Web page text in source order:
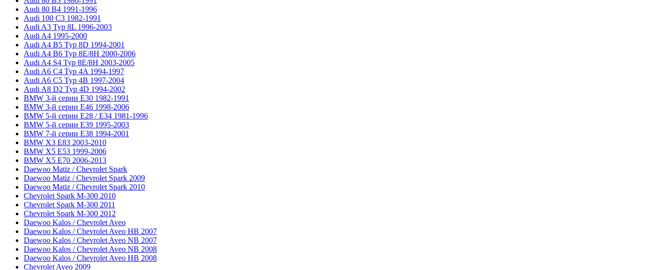
Audi 80 B4 1991-1996
Audi 100 C3 1982-1991
Audi A3 Typ 8L 1996-2003
Audi A4 1995-2000
Audi A4 B5 Typ 8D 1994-2001
Audi A4 B6 Typ 8E/8H 2000-2006
Audi A4 S4 Typ 8E/8H 2003-2005
Audi A6 C4 Typ 4A 1994-1997
Audi A6 C5 Typ 4B 1997-2004
Audi A8 D2 Typ 4D 1994-2002
BMW 3-й серии E30 1982-1991
BMW 3-й серии E46 1998-2006
BMW 5-й серии E28 / E34 1981-1996
BMW 5-й серии E39 1995-2003
BMW 7-й серии E38 1994-2001
BMW X3 E83 2003-2010
BMW X5 E53 1999-2006
BMW X5 E70 2006-2013
Daewoo Matiz / Chevrolet Spark
Daewoo Matiz / Chevrolet Spark 2009
Daewoo Matiz / Chevrolet Spark 2010
Chevrolet Spark M-300 2010
Chevrolet Spark M-300 2011
Chevrolet Spark M-300 2012
Daewoo Kalos / Chevrolet Aveo
Daewoo Kalos / Chevrolet Aveo HB 2007
Daewoo Kalos / Chevrolet Aveo NB 2007
Daewoo Kalos / Chevrolet Aveo NB 2008
Daewoo Kalos / Chevrolet Aveo HB 2008
Chevrolet Aveo 2009